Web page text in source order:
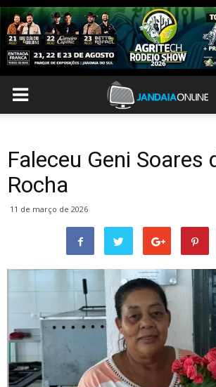
Faleceu Geni Soares
Rocha
11 de março de 2026